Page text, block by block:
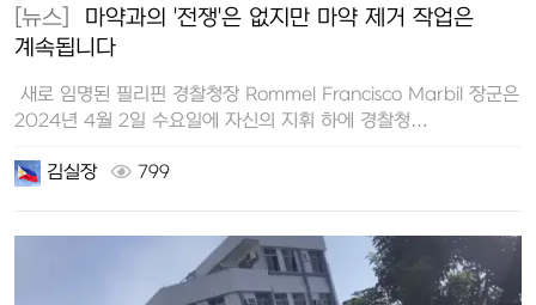
[뉴스]
계속됩니다
새로 임명된 필리핀 경찰청장 Rommel Francisco Marbil 장군은
2024년 4월 2일 수요일에 자신의 지휘 하에 경찰청…
김실장 799